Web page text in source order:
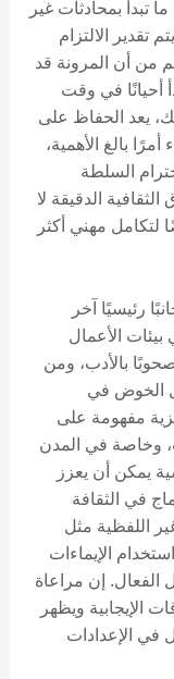
تبدأ بمحادثات غير
تقدير الالتزام
من أن المرونة قد
أحيانًا في وقت
يعد الحفاظ على
بالغ الأهمية،
السلطة
الدقيقة لا
لتكامل مهني أكثر
رئيسيًا آخر
الأعمال
بالأدب، ومن
الخوض في
مفهومة على
وخاصة في المدن
يمكن أن يعزز
في الثقافة
اللفظية مثل
الإيماءات
الفعال. إن مراعاة
الإيجابية ويظهر
في الإعدادات